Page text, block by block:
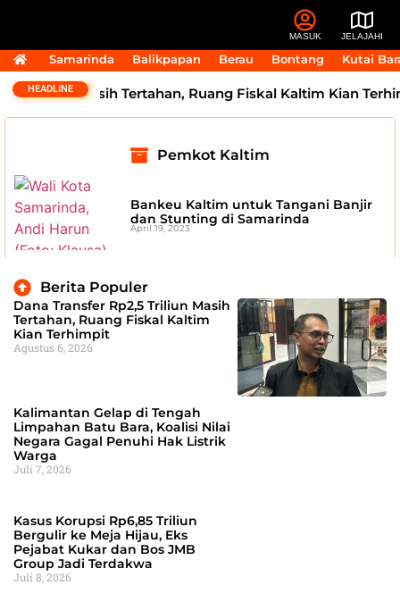
MASUK JELAJAHI
Samarinda Balikpapan Berau Bontang Kutai
HEADLINE
Triliun Masih Tertahan, Ruang Fiskal Kaltim Kian
Pemkot Kaltim
Bankeu Kaltim untuk Tangani Banjir
dan Stunting di Samarinda
April 19, 2023
Berita Populer
Dana Transfer Rp2,5 Triliun Masih
Tertahan, Ruang Fiskal Kaltim
Kian Terhimpit
Agustus 6, 2026
Kalimantan Gelap di Tengah
Limpahan Batu Bara, Koalisi Nilai
Negara Gagal Penuhi Hak Listrik
Warga
Juli 7, 2026
Kasus Korupsi Rp6,85 Triliun
Bergulir ke Meja Hijau, Eks
Pejabat Kukar dan Bos JMB
Group Jadi Terdakwa
Juli 8, 2026